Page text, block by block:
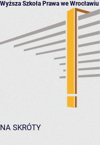
Wyższa Szkoła Prawa we Wrocławiu
NA SKRÓTY